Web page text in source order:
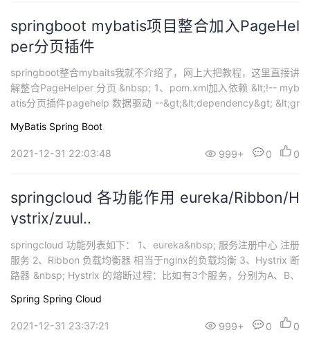
springboot mybatis项目整合加入PageHel
per分页插件
springboot整合mybaits我就不介绍了，网上大把教程，这里直接讲
解整合PageHelper 分页 &nbsp; 1、pom.xml加入依赖 &lt;!-- myb
atis分页插件pagehelp 数据驱动 --&gt;&lt;dependency&gt; &lt;gr
MyBatis Spring Boot
2021-12-31 22:03:48 999+ 0 0
springcloud 各功能作用 eureka/Ribbon/H
ystrix/zuul..
springcloud 功能列表如下： 1、eureka&nbsp; 服务注册中心 注册
服务 2、Ribbon 负载均衡器 相当于nginx的负载均衡 3、Hystrix 断
路器 &nbsp; Hystrix 的熔断过程：比如有3个服务，分别为A、B、
定数量(这个数量...
Spring Spring Cloud
2021-12-31 23:37:21 999+ 0 0